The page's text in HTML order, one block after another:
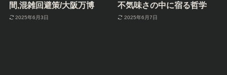
間,混雑回避策/大阪万博
2025年6月3日
不気味さの中に宿る哲学
2025年6月7日